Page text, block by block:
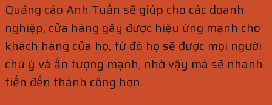
Quảng cáo Anh Tuấn sẽ giúp cho các doanh
nghiệp, cửa hàng gây được hiệu ứng mạnh cho
khách hàng của họ, từ đó họ sẽ được mọi người
chú ý và ấn tượng mạnh, nhờ vậy mà sẽ nhanh
tiến đến thành công hơn.